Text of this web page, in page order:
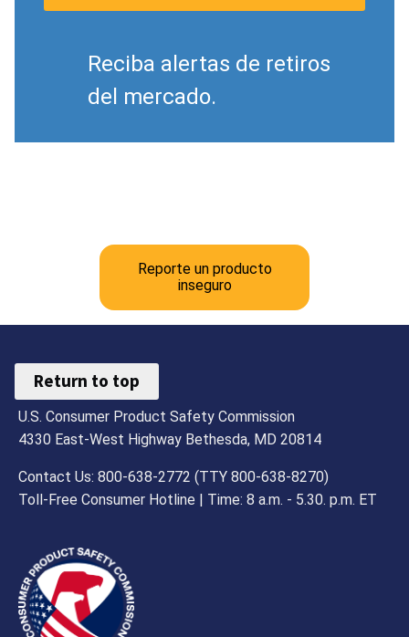
Reciba alertas de retiros
del mercado.
Reporte un producto
inseguro
Return to top
U.S. Consumer Product Safety Commission
4330 East-West Highway Bethesda, MD 20814
Contact Us: 800-638-2772 (TTY 800-638-8270)
Toll-Free Consumer Hotline | Time: 8 a.m. - 5.30. p.m. ET